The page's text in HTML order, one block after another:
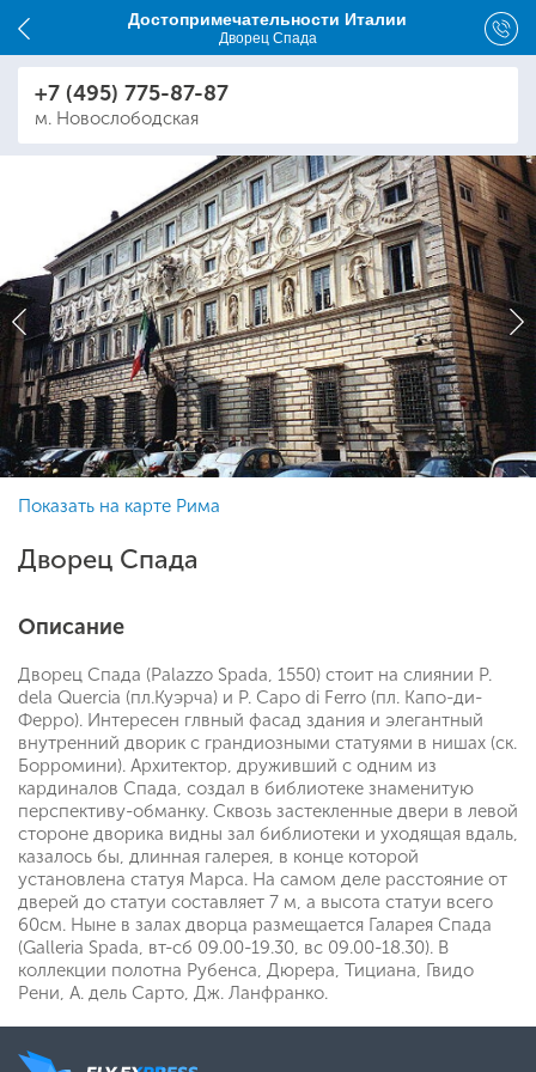
Достопримечательности Италии
Дворец Спада
+7 (495) 775-87-87
м. Новослободская
Показать на карте Рима
Дворец Спада
Описание
Дворец Спада (Palazzo Spada, 1550) стоит на слиянии P.
dela Quercia (пл.Куэрча) и P. Capo di Ferro (пл. Капо-ди-
Ферро). Интересен глвный фасад здания и элегантный
внутренний дворик с грандиозными статуями в нишах (ск.
Борромини). Архитектор, друживший с одним из
кардиналов Спада, создал в библиотеке знаменитую
перспективу-обманку. Сквозь застекленные двери в левой
стороне дворика видны зал библиотеки и уходящая вдаль,
казалось бы, длинная галерея, в конце которой
установлена статуя Марса. На самом деле расстояние от
дверей до статуи составляет 7 м, а высота статуи всего
60см. Ныне в залах дворца размещается Галарея Спада
(Galleria Spada, вт-сб 09.00-19.30, вс 09.00-18.30). В
коллекции полотна Рубенса, Дюрера, Тициана, Гвидо
Рени, А. дель Сарто, Дж. Ланфранко.